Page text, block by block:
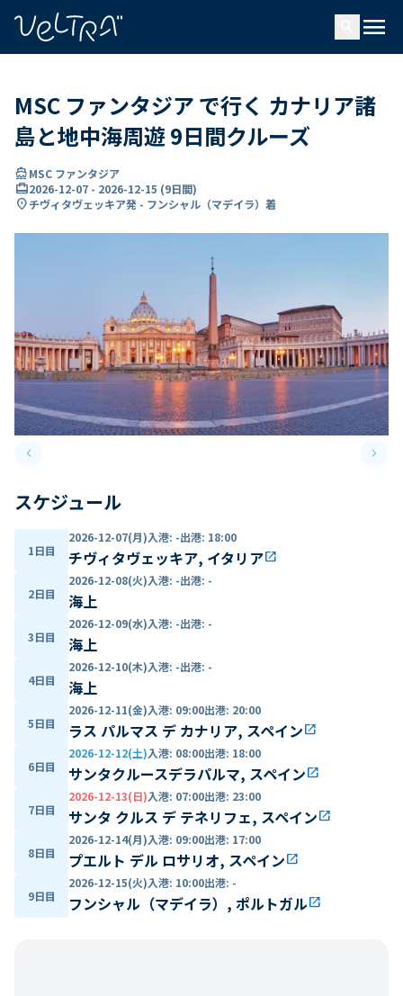
menu
MSC ファンタジア で行く カナリア諸
島と地中海周遊 9日間クルーズ
directions_boatMSC ファンタジア
card_travel2026-12-07 - 2026-12-15 (9日間)
location_onチヴィタヴェッキア発 - フンシャル（マデイラ）着
keyboard_arrow_leftPrevious slide keyboard_arrow_right
スケジュール
1日目
2026-12-07(月)入港: -出港: 18:00
チヴィタヴェッキア, イタリアopen_in_new
2日目
2026-12-08(火)入港: -出港: -
海上
3日目
2026-12-09(水)入港: -出港: -
海上
4日目
2026-12-10(木)入港: -出港: -
海上
5日目
2026-12-11(金)入港: 09:00出港: 20:00
ラス パルマス デ カナリア, スペインopen_in_new
6日目
2026-12-12(土)入港: 08:00出港: 18:00
サンタクルースデラパルマ, スペインopen_in_new
7日目
2026-12-13(日)入港: 07:00出港: 23:00
サンタ クルス デ テネリフェ, スペインopen_in_new
8日目
2026-12-14(月)入港: 09:00出港: 17:00
プエルト デル ロサリオ, スペインopen_in_new
9日目
2026-12-15(火)入港: 10:00出港: -
フンシャル（マデイラ）, ポルトガルopen_in_new